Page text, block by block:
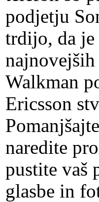
podjetju
trdijo, da je
Walkman
Ericsson
naredite
pustite vaš
glasbe in